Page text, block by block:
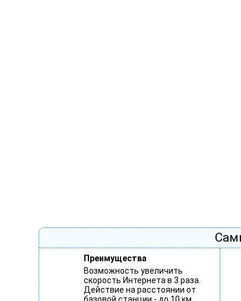
Преимущества
Возможность увеличить
скорость Интернета в 3 раза.
Действие на расстоянии от